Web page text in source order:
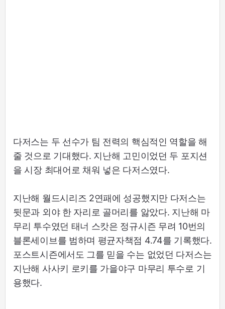
다저스는 두 선수가 팀 전력의 핵심적인 역할을 해
줄 것으로 기대했다. 지난해 고민이었던 두 포지션
을 시장 최대어로 채워 넣은 다저스였다.
지난해 월드시리즈 2연패에 성공했지만 다저스는
뒷문과 외야 한 자리로 골머리를 앓았다. 지난해 마
무리 투수였던 태너 스캇은 정규시즌 무려 10번의
블론세이브를 범하며 평균자책점 4.74를 기록했다.
포스트시즌에서도 그를 믿을 수는 없었던 다저스는
지난해 사사키 로키를 가을야구 마무리 투수로 기
용했다.